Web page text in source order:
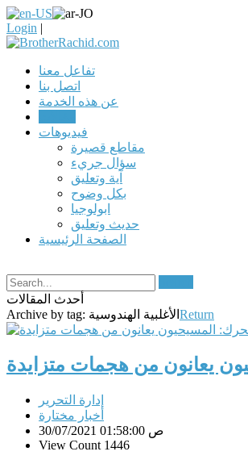
Login |
تفاعل معنا
اتصل بنا
عن هذه الخدمة
فيديوهات
مقاطع قصيرة
سؤال جريء
آية وتعليق
بكل وضوح
ابولوجيا
حديث وتعليق
الصفحة الرئيسية
أحدث المقالات
Archive by tag: الأغلبية الهندوسية Return
يعانون من هجمات متزايدة
إدارة التحرير
أخبار مختارة
30/07/2021 01:58:00 ص
View Count 1446